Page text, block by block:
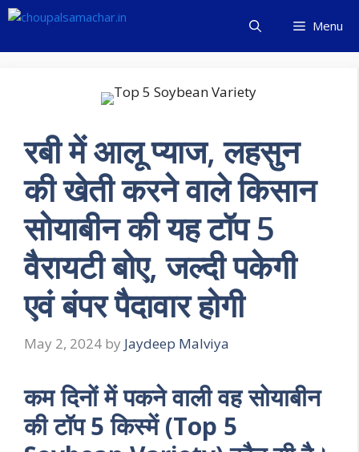
Skip
content
Menu
रबी में आलू प्याज, लहसुन
की खेती करने वाले किसान
सोयाबीन की यह टॉप 5
वैरायटी बोए, जल्दी पकेगी
एवं बंपर पैदावार होगी
May 2, 2024 by Jaydeep Malviya
कम दिनों में पकने वाली वह सोयाबीन
की टॉप 5 किस्में (Top 5